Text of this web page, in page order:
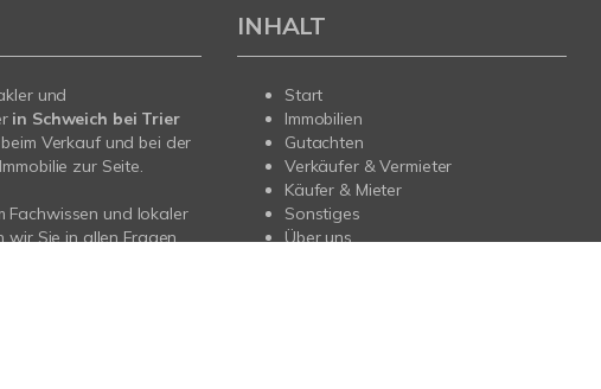
und
in Schweich bei Trier
Verkauf und bei der
zur Seite.
Fachwissen und lokaler
wir Sie in allen Fragen
INHALT
Start
Immobilien
Gutachten
Verkäufer & Vermieter
Käufer & Mieter
Sonstiges
Über uns